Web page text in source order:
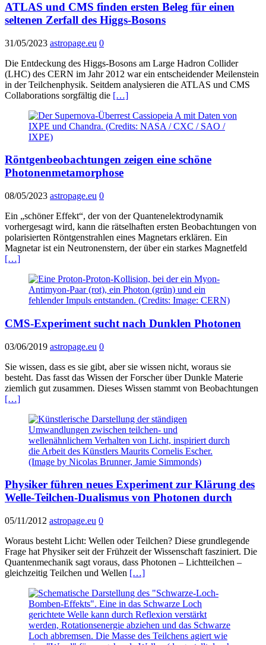
ATLAS und CMS finden ersten Beleg für einen
seltenen Zerfall des Higgs-Bosons
31/05/2023 astropage.eu 0
Die Entdeckung des Higgs-Bosons am Large Hadron Collider
(LHC) des CERN im Jahr 2012 war ein entscheidender Meilenstein
in der Teilchenphysik. Seitdem analysieren die ATLAS und CMS
Collaborations sorgfältig die […]
Röntgenbeobachtungen zeigen eine schöne
Photonenmetamorphose
08/05/2023 astropage.eu 0
Ein „schöner Effekt“, der von der Quantenelektrodynamik
vorhergesagt wird, kann die rätselhaften ersten Beobachtungen von
polarisierten Röntgenstrahlen eines Magnetars erklären. Ein
Magnetar ist ein Neutronenstern, der über ein starkes Magnetfeld
[…]
CMS-Experiment sucht nach Dunklen Photonen
03/06/2019 astropage.eu 0
Sie wissen, dass es sie gibt, aber sie wissen nicht, woraus sie
besteht. Das fasst das Wissen der Forscher über Dunkle Materie
ziemlich gut zusammen. Dieses Wissen stammt von Beobachtungen
[…]
Physiker führen neues Experiment zur Klärung des
Welle-Teilchen-Dualismus von Photonen durch
05/11/2012 astropage.eu 0
Woraus besteht Licht: Wellen oder Teilchen? Diese grundlegende
Frage hat Physiker seit der Frühzeit der Wissenschaft fasziniert. Die
Quantenmechanik sagt voraus, dass Photonen – Lichtteilchen –
gleichzeitig Teilchen und Wellen […]